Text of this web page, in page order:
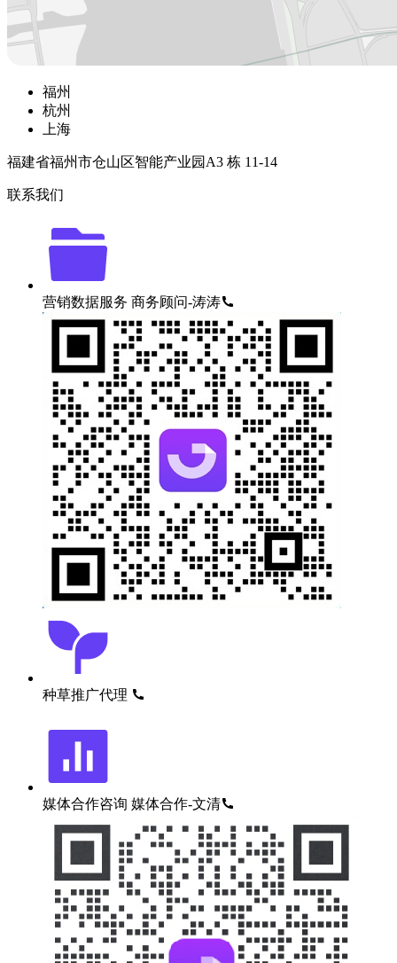
福州
杭州
上海
福建省福州市仓山区智能产业园A3 栋 11-14
联系我们
营销数据服务 商务顾问-涛涛
种草推广代理
媒体合作咨询 媒体合作-文清